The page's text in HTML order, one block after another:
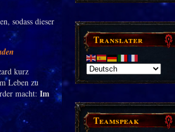
Translater
Teamspeak
sodass dieser
kurz
Leben zu
macht: Im